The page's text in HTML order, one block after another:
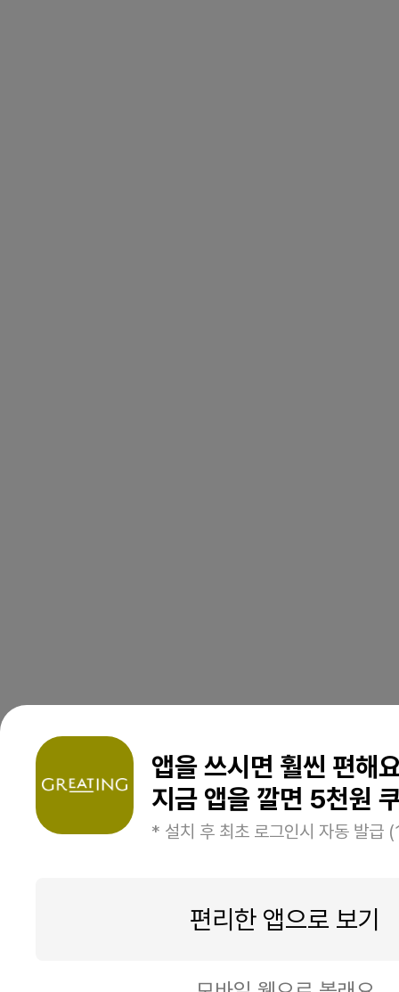
앱을 쓰시면 훨씬 편해
지금 앱을 깔면 5천원
* 설치 후 최초 로그인시 자동 발급
편리한 앱으로 보기